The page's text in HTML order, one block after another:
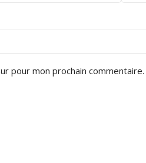
pour mon prochain commentaire.